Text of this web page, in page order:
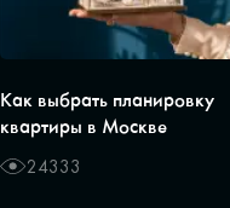
Как выбрать планировку
квартиры в Москве
24333